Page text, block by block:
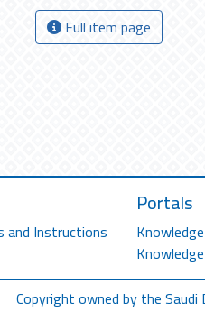
Full item page
and Instructions
Portals
Copyright owned by the